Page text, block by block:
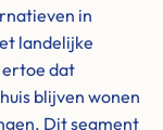
in
landelijke
ertoe dat
blijven wonen
Dit segment